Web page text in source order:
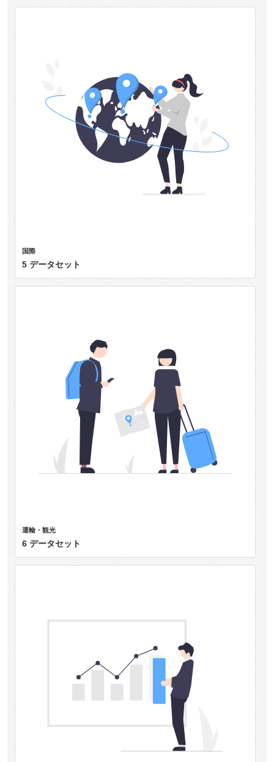
国際
5 データセット
運輸・観光
6 データセット